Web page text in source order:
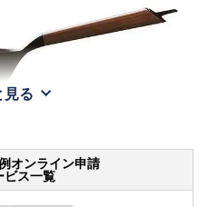
見る
オンライン申請
ビス一覧